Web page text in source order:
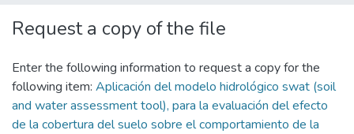
Request a copy of the file
Enter the following information to request a copy for the
following item: Aplicación del modelo hidrológico swat (soil
and water assessment tool), para la evaluación del efecto
de la cobertura del suelo sobre el comportamiento de la